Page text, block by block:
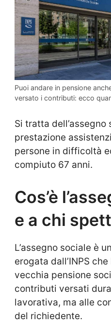
Puoi andare in pensione
versato i contributi: ecco
Si tratta dell’assegno
prestazione
persone in difficoltà
compiuto 67 anni.
Cos’è
e a chi
L’assegno sociale è
erogata dall’INPS
vecchia pensione
contributi versati
lavorativa, ma alle
del richiedente.